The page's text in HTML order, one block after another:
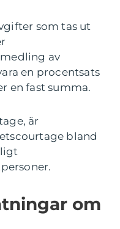
som tas ut
av
en procentsats
en fast summa.
är
bland
om